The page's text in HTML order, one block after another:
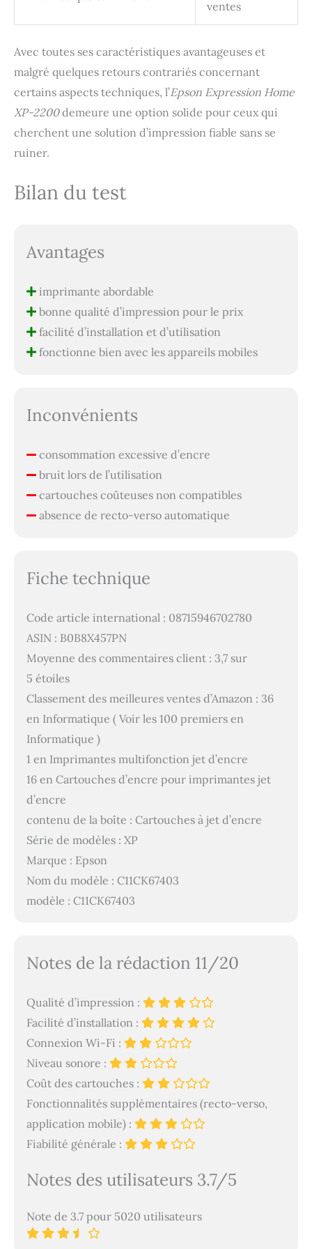
ventes
Avec toutes ses caractéristiques avantageuses et
malgré quelques retours contrariés concernant
certains aspects techniques, l’Epson Expression Home
XP-2200demeure une option solide pour ceux qui
cherchent une solution d’impression fiable sans se
ruiner.
Bilan du test
Avantages
imprimante abordable
bonne qualité d’impression pour le prix
facilité d’installation et d’utilisation
fonctionne bien avec les appareils mobiles
Inconvénients
consommation excessive d’encre
bruit lors de l’utilisation
cartouches coûteuses non compatibles
absence de recto-verso automatique
Fiche technique
Code article international : 08715946702780
ASIN : B0B8X457PN
Moyenne des commentaires client : 3,7 sur
5 étoiles
Classement des meilleures ventes d’Amazon : 36
en Informatique ( Voir les 100 premiers en
Informatique )
1 en Imprimantes multifonction jet d’encre
16 en Cartouches d’encre pour imprimantes jet
d’encre
contenu de la boîte : Cartouches à jet d’encre
Série de modèles : XP
Marque : Epson
Nom du modèle : C11CK67403
modèle : C11CK67403
Notes de la rédaction 11/20
Qualité d’impression :
Facilité d’installation :
Connexion Wi-Fi :
Niveau sonore :
Coût des cartouches :
Fonctionnalités supplémentaires (recto-verso,
application mobile) :
Fiabilité générale :
Notes des utilisateurs 3.7/5
Note de 3.7 pour 5020 utilisateurs